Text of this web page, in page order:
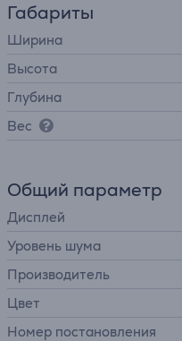
Габариты
Ширина
Высота
Глубина
Вес
Общий параметр
Дисплей
Уровень шума
Производитель
Цвет
Номер постановления